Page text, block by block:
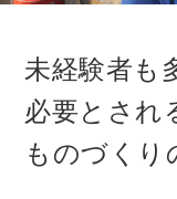
未経験者も
必要とされ
ものづくり